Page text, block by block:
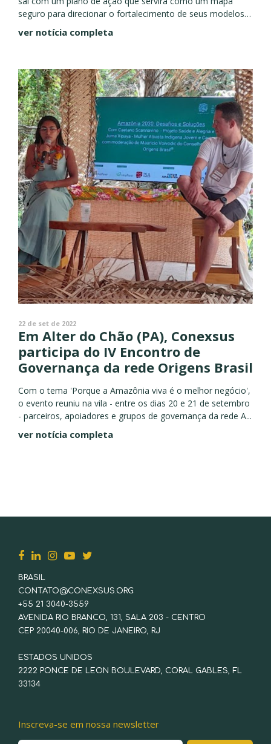
seguro para direcionar o fortalecimento de seus modelos
de negócio, além de assessoria para sua implementação
A...
ver notícia completa
22 de set de 2022
Em Alter do Chão (PA), Conexsus
participa do IV Encontro de
Governança da rede Origens Brasil
Com o tema 'Porque a Amazônia viva é o melhor negócio',
o evento reuniu na vila - entre os dias 20 e 21 de setembro
- parceiros, apoiadores e grupos de governança da rede A...
ver notícia completa
BRASIL
CONTATO@CONEXSUS.ORG
+55 21 3040-3559
AVENIDA RIO BRANCO, 131, SALA 203 - CENTRO
CEP 20040-006, RIO DE JANEIRO, RJ
ESTADOS UNIDOS
2222 PONCE DE LEON BOULEVARD, CORAL GABLES, FL
33134
Inscreva-se em nossa newsletter